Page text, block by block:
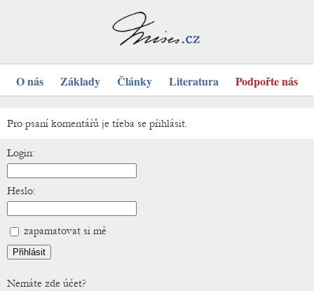
O nás Základy Články Literatura Podpořte nás
Pro psaní komentářů je třeba se přihlásit.
Login:
Heslo:
zapamatovat si mě
Nemáte zde účet?